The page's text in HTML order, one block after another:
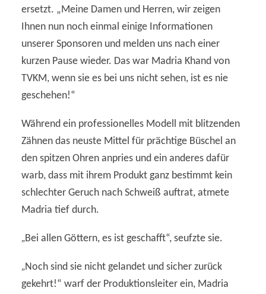
ersetzt. „Meine Damen und Herren, wir zeigen
Ihnen nun noch einmal einige Informationen
unserer Sponsoren und melden uns nach einer
kurzen Pause wieder. Das war Madria Khand von
TVKM, wenn sie es bei uns nicht sehen, ist es nie
geschehen!“
Während ein professionelles Modell mit blitzenden
Zähnen das neuste Mittel für prächtige Büschel an
den spitzen Ohren anpries und ein anderes dafür
warb, dass mit ihrem Produkt ganz bestimmt kein
schlechter Geruch nach Schweiß auftrat, atmete
Madria tief durch.
„Bei allen Göttern, es ist geschafft“, seufzte sie.
„Noch sind sie nicht gelandet und sicher zurück
gekehrt!“ warf der Produktionsleiter ein, Madria